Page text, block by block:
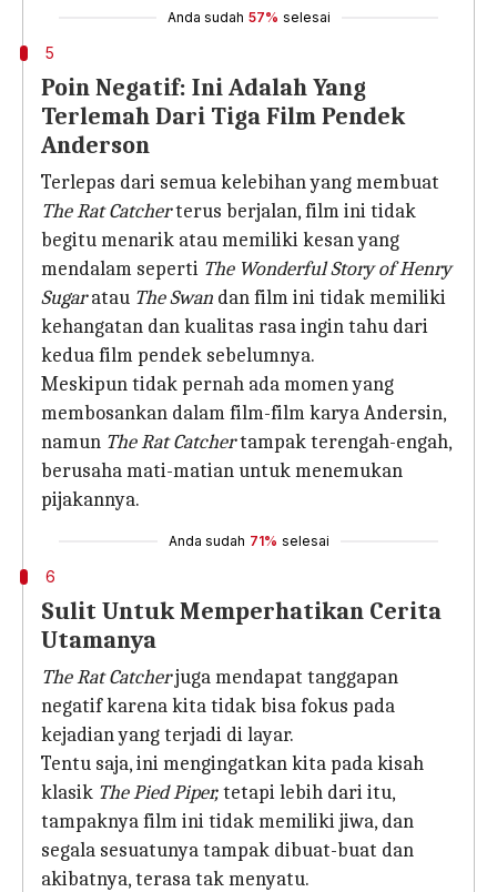
Anda sudah 57% selesai
5
Poin Negatif: Ini Adalah Yang
Terlemah Dari Tiga Film Pendek
Anderson
Terlepas dari semua kelebihan yang membuat
The Rat Catcherterus berjalan, film ini tidak
begitu menarik atau memiliki kesan yang
mendalam seperti The Wonderful Story of Henry
Sugaratau The Swan dan film ini tidak memiliki
kehangatan dan kualitas rasa ingin tahu dari
kedua film pendek sebelumnya.
Meskipun tidak pernah ada momen yang
membosankan dalam film-film karya Andersin,
namun The Rat Catchertampak terengah-engah,
berusaha mati-matian untuk menemukan
pijakannya.
Anda sudah 71% selesai
6
Sulit Untuk Memperhatikan Cerita
Utamanya
The Rat Catcherjuga mendapat tanggapan
negatif karena kita tidak bisa fokus pada
kejadian yang terjadi di layar.
Tentu saja, ini mengingatkan kita pada kisah
klasik The Pied Piper,tetapi lebih dari itu,
tampaknya film ini tidak memiliki jiwa, dan
segala sesuatunya tampak dibuat-buat dan
akibatnya, terasa tak menyatu.